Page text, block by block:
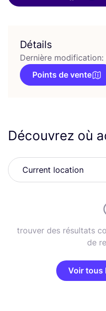
Détails
Dernière
Points de vente
Découvrez où
trouver des résultats
de
Voir tous